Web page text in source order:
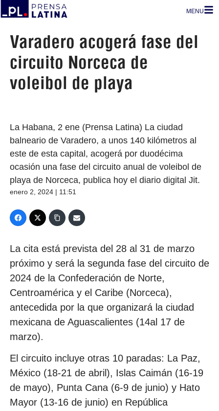
MENU
Varadero acogerá fase del
circuito Norceca de
voleibol de playa
La Habana, 2 ene (Prensa Latina) La ciudad
balneario de Varadero, a unos 140 kilómetros al
este de esta capital, acogerá por duodécima
ocasión una fase del circuito anual de voleibol de
playa de Norceca, publica hoy el diario digital Jit.
enero 2, 2024 | 11:51
La cita está prevista del 28 al 31 de marzo
próximo y será la segunda fase del circuito de
2024 de la Confederación de Norte,
Centroamérica y el Caribe (Norceca),
antecedida por la que organizará la ciudad
mexicana de Aguascalientes (14al 17 de
marzo).
El circuito incluye otras 10 paradas: La Paz,
México (18-21 de abril), Islas Caimán (16-19
de mayo), Punta Cana (6-9 de junio) y Hato
Mayor (13-16 de junio) en República